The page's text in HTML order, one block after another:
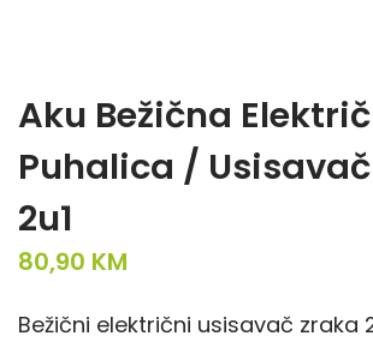
Aku Bežična
Puhalica /
2u1
80,90 KM
Bežični električni usisavač zraka